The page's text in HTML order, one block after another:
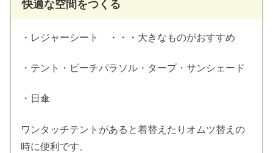
快適な空間をつくる
・レジャーシート ・・・大きなものがおすすめ
・テント・ビーチパラソル・タープ・サンシェード
・日傘
ワンタッチテントがあると着替えたりオムツ替えの
時に便利です。